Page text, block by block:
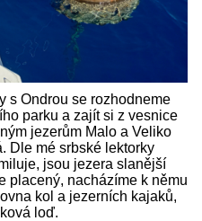
s Ondrou se rozhodneme
parku a zajít si z vesnice
jezerům Malo a Veliko
Dle mé srbské lektorky
jsou jezera slanější
placený, nacházíme k němu
kol a jezerních kajaků,
loď.